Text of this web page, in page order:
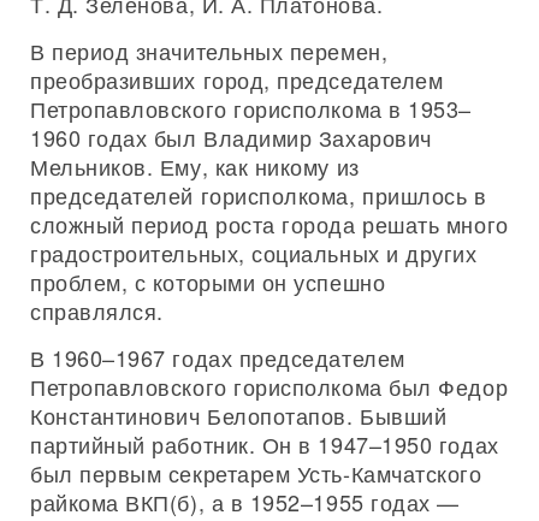
В период значительных перемен,
преобразивших город, председателем
Петропавловского горисполкома в 1953–
1960 годах был Владимир Захарович
Мельников. Ему, как никому из
председателей горисполкома, пришлось в
сложный период роста города решать много
градостроительных, социальных и других
проблем, с которыми он успешно
справлялся.
В 1960–1967 годах председателем
Петропавловского горисполкома был Федор
Константинович Белопотапов. Бывший
партийный работник. Он в 1947–1950 годах
был первым секретарем Усть-Камчатского
райкома ВКП(б), а в 1952–1955 годах —